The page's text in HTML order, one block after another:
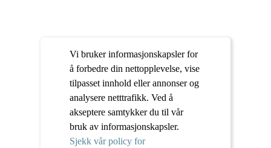
Vi bruker informasjonskapsler for
å forbedre din nettopplevelse, vise
tilpasset innhold eller annonser og
analysere netttrafikk. Ved å
akseptere samtykker du til vår
bruk av informasjonskapsler.
Sjekk vår policy for